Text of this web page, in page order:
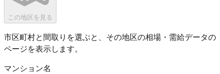
この地区を見る
市区町村と間取りを選ぶと、その地区の相場・需給データの
ページを表示します。
マンション名